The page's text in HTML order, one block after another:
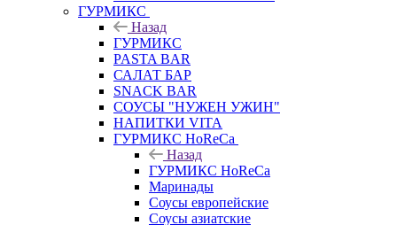
ГУРМИКС
Назад
ГУРМИКС
PASTA BAR
САЛАТ БАР
SNACK BAR
СОУСЫ "НУЖЕН УЖИН"
НАПИТКИ VITA
ГУРМИКС HoReCa
Назад
ГУРМИКС HoReCa
Маринады
Соусы европейские
Соуcы азиатские